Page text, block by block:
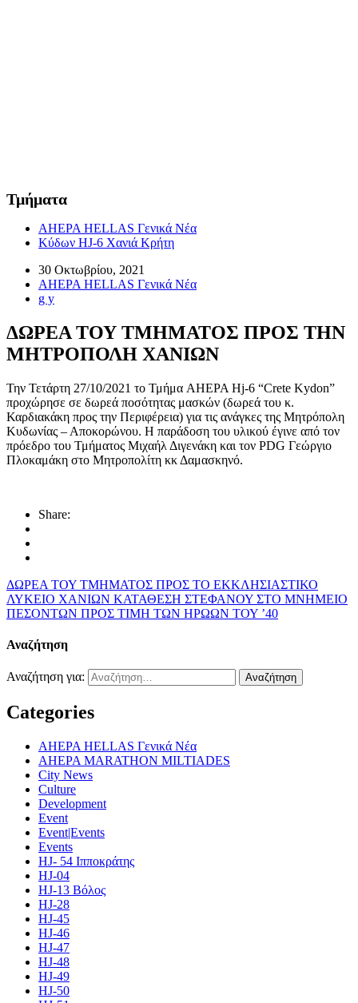
Τμήματα
AHEPA HELLAS Γενικά Νέα
Κύδων HJ-6 Χανιά Κρήτη
30 Οκτωβρίου, 2021
AHEPA HELLAS Γενικά Νέα
g y
ΔΩΡΕΑ ΤΟΥ ΤΜΗΜΑΤΟΣ ΠΡΟΣ ΤΗΝ
ΜΗΤΡΟΠΟΛΗ ΧΑΝΙΩΝ
Την Τετάρτη 27/10/2021 το Τμήμα AHEPA Hj-6 “Crete Kydon”
προχώρησε σε δωρεά ποσότητας μασκών (δωρεά του κ.
Καρδιακάκη προς την Περιφέρεια) για τις ανάγκες της Μητρόπολη
Κυδωνίας – Αποκορώνου. Η παράδοση του υλικού έγινε από τον
πρόεδρο του Τμήματος Μιχαήλ Διγενάκη και τον PDG Γεώργιο
Πλοκαμάκη στο Μητροπολίτη κκ Δαμασκηνό.
Share:
ΔΩΡΕΑ ΤΟΥ ΤΜΗΜΑΤΟΣ ΠΡΟΣ ΤΟ ΕΚΚΛΗΣΙΑΣΤΙΚΟ
ΛΥΚΕΙΟ ΧΑΝΙΩΝ ΚΑΤΑΘΕΣΗ ΣΤΕΦΑΝΟΥ ΣΤΟ ΜΝΗΜΕΙΟ
ΠΕΣΟΝΤΩΝ ΠΡΟΣ ΤΙΜΗ ΤΩΝ ΗΡΩΩΝ ΤΟΥ ’40
Αναζήτηση
Αναζήτηση για:
Categories
AHEPA HELLAS Γενικά Νέα
AHEPA MARATHON MILTIADES
City News
Culture
Development
Event
Event|Events
Events
HJ- 54 Ιπποκράτης
HJ-04
HJ-13 Βόλος
HJ-28
HJ-45
HJ-46
HJ-47
HJ-48
HJ-49
HJ-50